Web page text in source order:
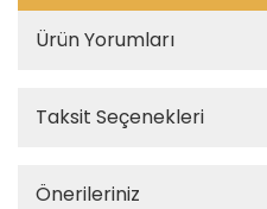
Ürün Yorumları
Taksit Seçenekleri
Önerileriniz